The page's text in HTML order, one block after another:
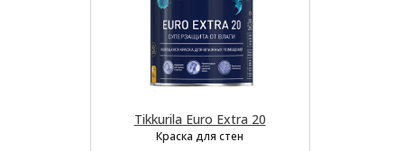
Tikkurila Euro Extra 20
Краска для стен